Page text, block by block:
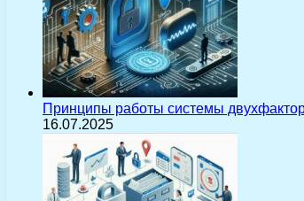
Принципы работы системы
16.07.2025